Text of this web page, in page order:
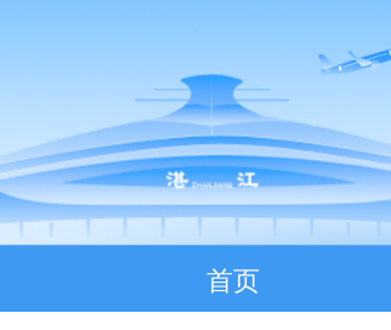
首页